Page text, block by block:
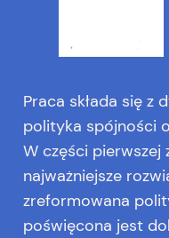
Praca składa się z
polityka spójności
W części pierwszej
najważniejsze
zreformowana
poświęcona jest